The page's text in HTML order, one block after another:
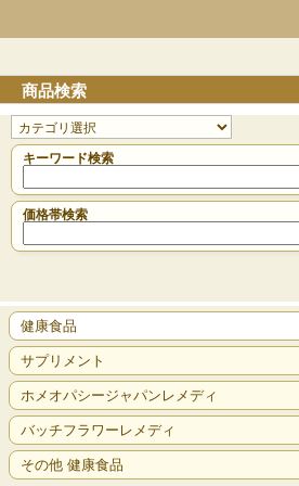
商品検索
キーワード検索
価格帯検索
健康食品
サプリメント
ホメオパシージャパンレメディ
バッチフラワーレメディ
その他 健康食品